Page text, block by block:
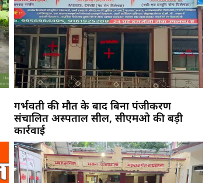
गर्भवती की मौत के बाद बिना पंजीकरण
संचालित अस्पताल सील, सीएमओ की बड़ी
कार्रवाई